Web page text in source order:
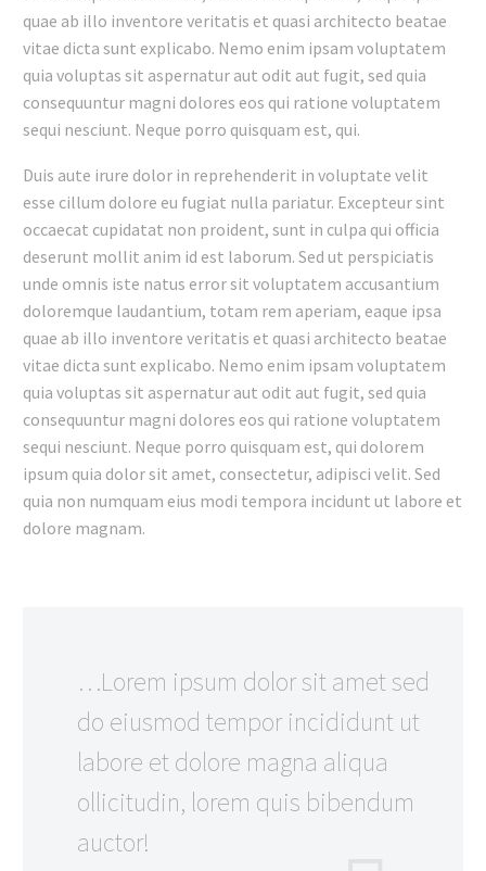
quae ab illo inventore veritatis et quasi architecto beatae
vitae dicta sunt explicabo. Nemo enim ipsam voluptatem
quia voluptas sit aspernatur aut odit aut fugit, sed quia
consequuntur magni dolores eos qui ratione voluptatem
sequi nesciunt. Neque porro quisquam est, qui.
Duis aute irure dolor in reprehenderit in voluptate velit
esse cillum dolore eu fugiat nulla pariatur. Excepteur sint
occaecat cupidatat non proident, sunt in culpa qui officia
deserunt mollit anim id est laborum. Sed ut perspiciatis
unde omnis iste natus error sit voluptatem accusantium
doloremque laudantium, totam rem aperiam, eaque ipsa
quae ab illo inventore veritatis et quasi architecto beatae
vitae dicta sunt explicabo. Nemo enim ipsam voluptatem
quia voluptas sit aspernatur aut odit aut fugit, sed quia
consequuntur magni dolores eos qui ratione voluptatem
sequi nesciunt. Neque porro quisquam est, qui dolorem
ipsum quia dolor sit amet, consectetur, adipisci velit. Sed
quia non numquam eius modi tempora incidunt ut labore et
dolore magnam.
…Lorem ipsum dolor sit amet sed
do eiusmod tempor incididunt ut
labore et dolore magna aliqua
ollicitudin, lorem quis bibendum
auctor!